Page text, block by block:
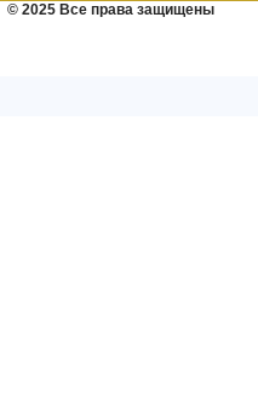
© 2025 Все права защищены